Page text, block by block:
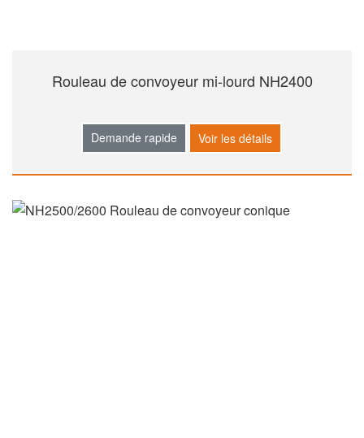
Rouleau de convoyeur mi-lourd NH2400
Demande rapide Voir les détails